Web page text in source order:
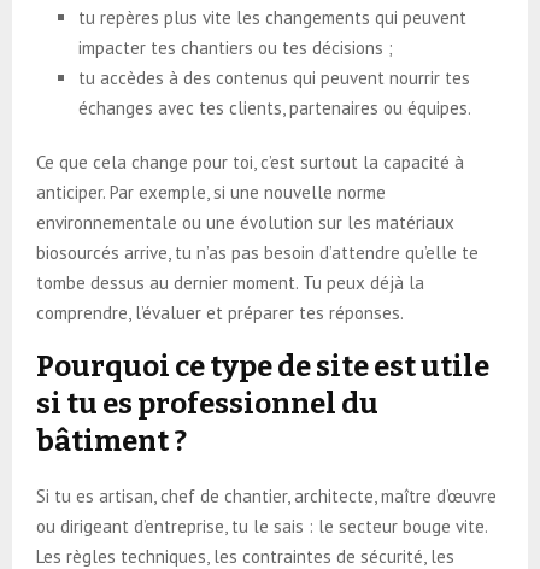
tu repères plus vite les changements qui peuvent
impacter tes chantiers ou tes décisions ;
tu accèdes à des contenus qui peuvent nourrir tes
échanges avec tes clients, partenaires ou équipes.
Ce que cela change pour toi, c’est surtout la capacité à
anticiper. Par exemple, si une nouvelle norme
environnementale ou une évolution sur les matériaux
biosourcés arrive, tu n’as pas besoin d’attendre qu’elle te
tombe dessus au dernier moment. Tu peux déjà la
comprendre, l’évaluer et préparer tes réponses.
Pourquoi ce type de site est utile
si tu es professionnel du
bâtiment ?
Si tu es artisan, chef de chantier, architecte, maître d’œuvre
ou dirigeant d’entreprise, tu le sais : le secteur bouge vite.
Les règles techniques, les contraintes de sécurité, les